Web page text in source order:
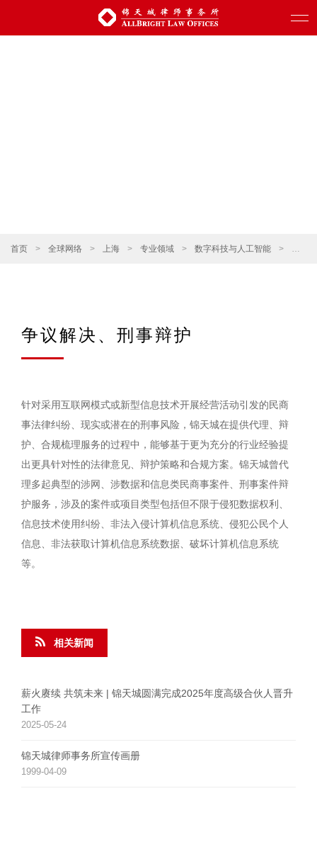
首页 > 全球网络 > 上海 > 专业领域 > 数字科技与人工智能 > 争议
争议解决、刑事辩护
针对采用互联网模式或新型信息技术开展经营活动引发的民商
事法律纠纷、现实或潜在的刑事风险，锦天城在提供代理、辩
护、合规梳理服务的过程中，能够基于更为充分的行业经验提
出更具针对性的法律意见、辩护策略和合规方案。锦天城曾代
理多起典型的涉网、涉数据和信息类民商事案件、刑事案件辩
护服务，涉及的案件或项目类型包括但不限于侵犯数据权利、
信息技术使用纠纷、非法入侵计算机信息系统、侵犯公民个人
信息、非法获取计算机信息系统数据、破坏计算机信息系统
等。
相关新闻
薪火赓续 共筑未来 | 锦天城圆满完成2025年度高级合伙人晋升
工作
2025-05-24
锦天城律师事务所宣传画册
1999-04-09